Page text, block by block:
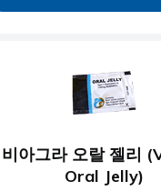
비아그라 오랄 젤리
Oral Jelly)